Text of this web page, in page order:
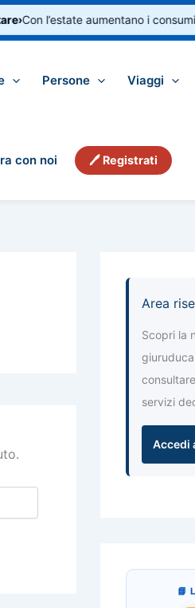
›Con l’estate aumentano i
Persone Viaggi
con noi 🖊 Registrati
Area
Scopri la
servizi
Accedi
📘